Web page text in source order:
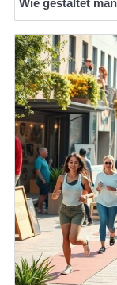
Wie gestaltet